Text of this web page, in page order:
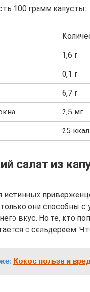
100 грамм капусты:
1,6 г
0,1 г
6,7 г
2,5 мг
25 ккал
салат из
истинных
они способны с
вкус. Но те, кто
с сельдереем.
Кокос польза и